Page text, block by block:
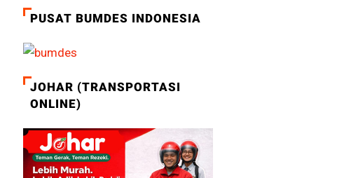
PUSAT BUMDES INDONESIA
JOHAR (TRANSPORTASI
ONLINE)